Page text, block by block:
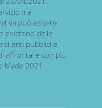
ma
può essere
esistono delle
enti pubblici e
affrontare con più
Made 2021